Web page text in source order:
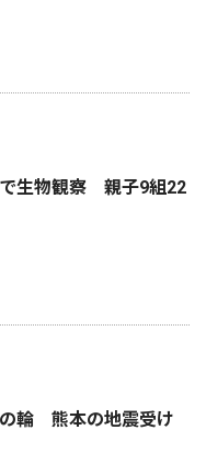
生物観察 親子9組22
輪 熊本の地震受け